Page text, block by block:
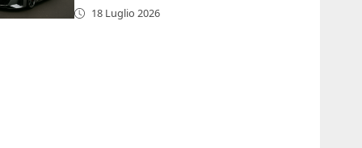
18 Luglio 2026